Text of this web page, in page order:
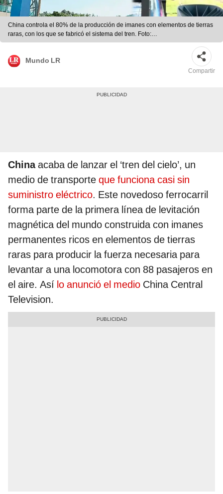
China controla el 80% de la producción de imanes con elementos de tierras
raras, con los que se fabricó el sistema del tren. Foto:
Composición/LR/Twitter/Clarín
Mundo LR
Compartir
Chinaacaba de lanzar el ‘tren del cielo’, un
medio de transporte que funciona casi sin
suministro eléctrico. Este novedoso ferrocarril
forma parte de la primera línea de levitación
magnética del mundo construida con imanes
permanentes ricos en elementos de tierras
raras para producir la fuerza necesaria para
levantar a una locomotora con 88 pasajeros en
el aire. Así lo anunció el medio China Central
Television.